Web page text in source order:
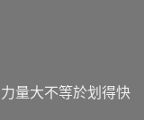
量大不等於划得快